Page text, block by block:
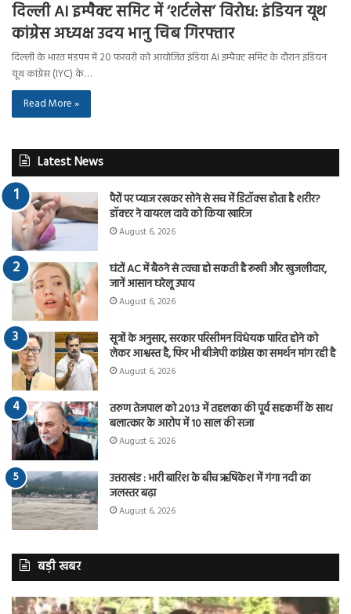
दिल्ली AI इम्पैक्ट समिट में ‘शर्टलेस’ विरोध: इंडियन यूथ
कांग्रेस अध्यक्ष उदय भानु चिब गिरफ्तार
दिल्ली के भारत मंडपम में 20 फरवरी को आयोजित इंडिया AI इम्पैक्ट समिट के दौरान इंडियन
यूथ कांग्रेस (IYC) के…
Read More »
Latest News
पैरों पर प्याज रखकर सोने से सच में डिटॉक्स होता है शरीर?
डॉक्टर ने वायरल दावे को किया खारिज
August 6, 2026
घंटों AC में बैठने से त्वचा हो सकती है रूखी और खुजलीदार,
जानें आसान घरेलू उपाय
August 6, 2026
सूत्रों के अनुसार, सरकार परिसीमन विधेयक पारित होने को
लेकर आश्वस्त है, फिर भी बीजेपी कांग्रेस का समर्थन मांग रही है
August 6, 2026
तरुण तेजपाल को 2013 में तहलका की पूर्व सहकर्मी के साथ
बलात्कार के आरोप में 10 साल की सजा
August 6, 2026
उत्तराखंड : भारी बारिश के बीच ऋषिकेश में गंगा नदी का
जलस्तर बढ़ा
August 6, 2026
बड़ी खबर